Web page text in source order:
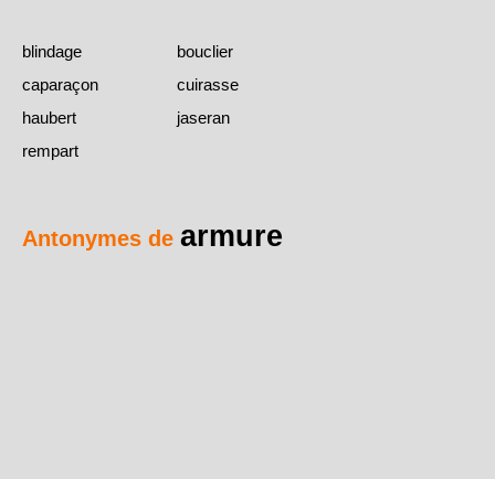
blindage
bouclier
caparaçon
cuirasse
haubert
jaseran
rempart
Antonymes de armure